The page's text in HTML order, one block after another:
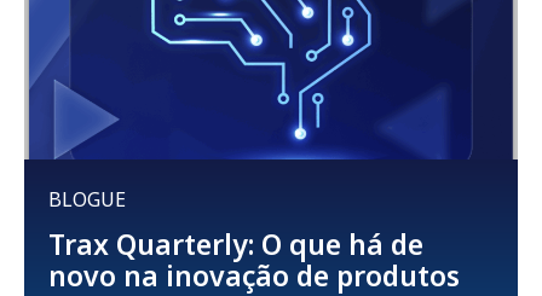
BLOGUE
Trax Quarterly: O que há de
novo na inovação de produtos